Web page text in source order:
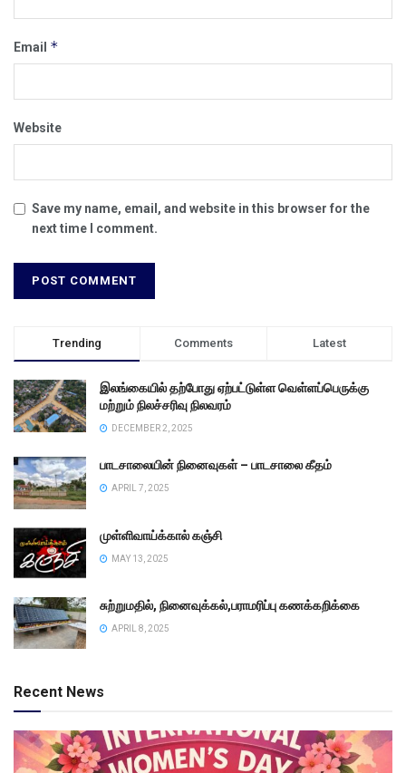
Email *
Website
Save my name, email, and website in this browser for the
next time I comment.
Trending Comments Latest
இலங்கையில் தற்போது ஏற்பட்டுள்ள வெள்ளப்பெருக்கு
மற்றும் நிலச்சரிவு நிலவரம்
DECEMBER 2, 2025
பாடசாலையின் நினைவுகள் – பாடசாலை கீதம்
APRIL 7, 2025
முள்ளிவாய்க்கால் கஞ்சி
MAY 13, 2025
சுற்றுமதில், நினைவுக்கல்,பராமரிப்பு கணக்கறிக்கை
APRIL 8, 2025
Recent News